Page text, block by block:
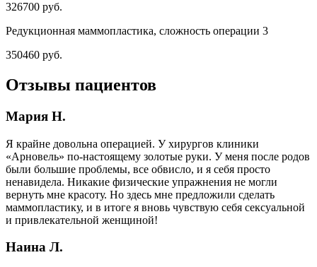
326700 руб.
Редукционная маммопластика, сложность операции 3
350460 руб.
Отзывы пациентов
Мария Н.
Я крайне довольна операцией. У хирургов клиники
«Арновель» по-настоящему золотые руки. У меня после родов
были большие проблемы, все обвисло, и я себя просто
ненавидела. Никакие физические упражнения не могли
вернуть мне красоту. Но здесь мне предложили сделать
маммопластику, и в итоге я вновь чувствую себя сексуальной
и привлекательной женщиной!
Наина Л.